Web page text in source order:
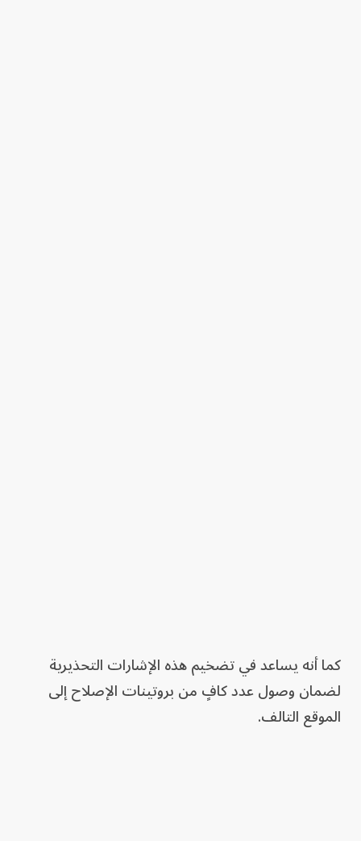
كما أنه يساعد في تضخيم هذه الإشارات التحذيرية
لضمان وصول عدد كافٍ من بروتينات الإصلاح إلى
الموقع التالف.